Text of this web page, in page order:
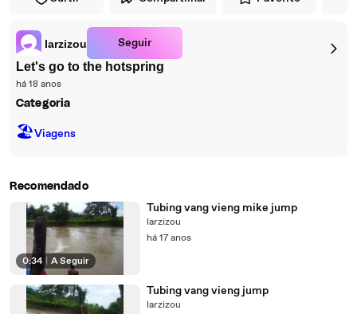
larzizou Seguir
Let's go to the hotspring
há 18 anos
Categoria
🏖Viagens
Recomendado
0:34 A Seguir
Tubing vang vieng mike jump
larzizou
há 17 anos
Tubing vang vieng jump
larzizou